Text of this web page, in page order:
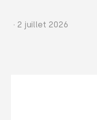
· 2 juillet 2026